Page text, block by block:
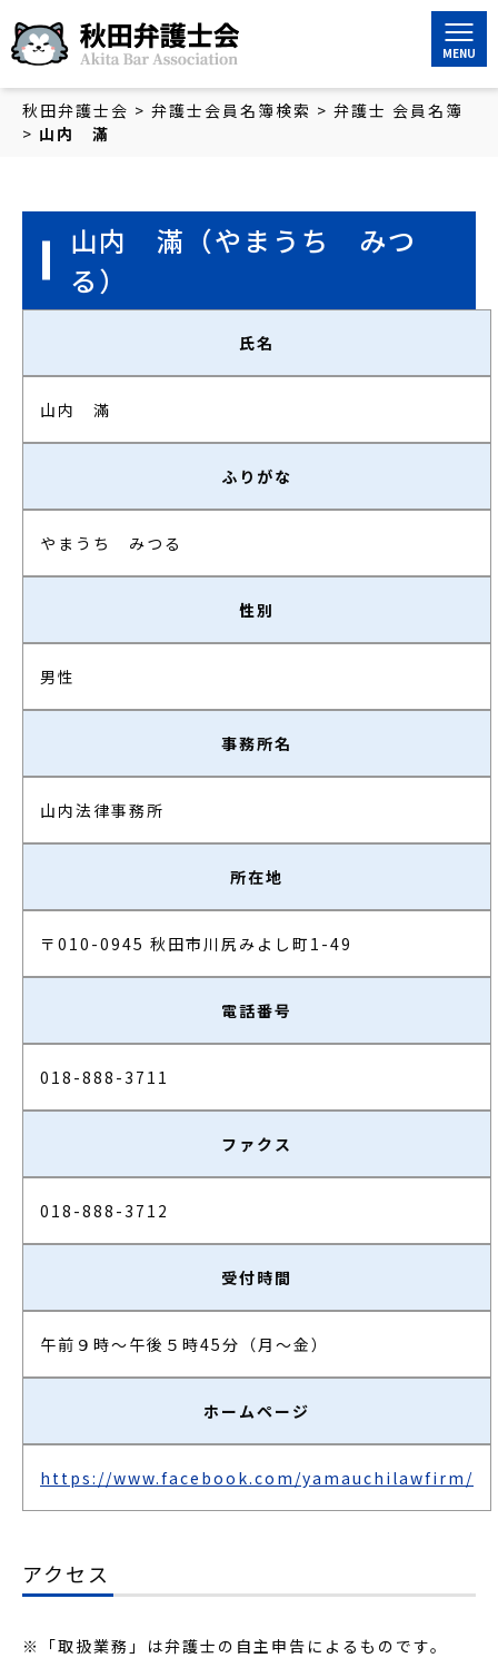
秋田弁護士会
秋田弁護士会 > 弁護士会員名簿検索 > 弁護士 会員名簿
> 山内 滿
山内 滿 （やまうち みつ
る）
氏名
山内 滿
ふりがな
やまうち みつる
性別
男性
事務所名
山内法律事務所
所在地
〒010-0945 秋田市川尻みよし町1-49
電話番号
018-888-3711
ファクス
018-888-3712
受付時間
午前９時～午後５時45分（月～金）
ホームページ
https://www.facebook.com/yamauchilawfirm/
アクセス
※「取扱業務」は弁護士の自主申告によるものです。